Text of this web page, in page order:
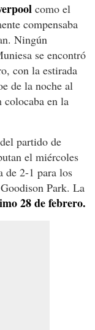
como el
compensaba
Ningún
se encontró
con la estirada
de la noche al
en la
partido de
el miércoles
de 2-1 para los
Park. La
28 de febrero.